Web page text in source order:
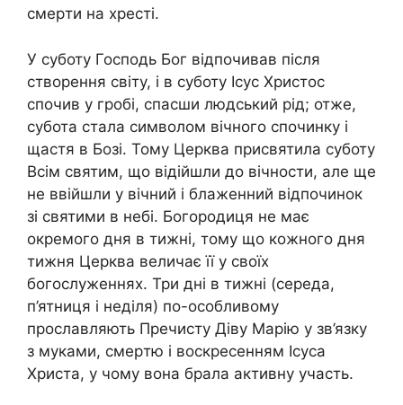
смеpти на хресті.
У суботу Господь Бог відпочивав після
створення світу, і в суботу Ісус Христос
спочив у гробі, спасши людський рід; отже,
субота стала символом вічного спочинку і
щастя в Бозі. Тому Церква присвятила суботу
Всім святим, що відійшли до вічности, але ще
не ввійшли у вічний і блаженний відпочинок
зі святими в небі. Богородиця не має
окремого дня в тижні, тому що кожного дня
тижня Церква величає її у своїх
богослуженнях. Три дні в тижні (середа,
п’ятниця і неділя) по-особливому
прославляють Пречисту Діву Марію у зв’язку
з муками, смеpтю і воскресенням Ісуса
Христа, у чому вона брала активну участь.